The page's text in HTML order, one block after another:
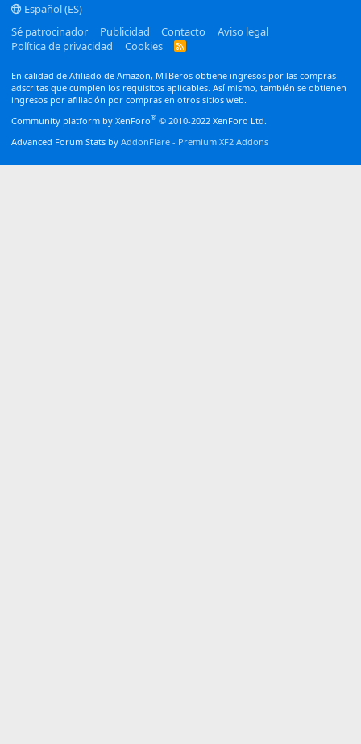
Español (ES)
Sé patrocinador
Publicidad Contacto
Aviso legal
Política de privacidad
Cookies
R
En calidad de Afiliado de Amazon, MTBeros obtiene ingresos por las compras
adscritas que cumplen los requisitos aplicables. Así mismo, también se obtienen
ingresos por afiliación por compras en otros sitios web.
Community platform by XenForo® © 2010-2022 XenForo Ltd.
Advanced Forum Stats by AddonFlare - Premium XF2 Addons